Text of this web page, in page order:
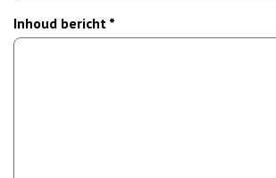
Inhoud bericht *